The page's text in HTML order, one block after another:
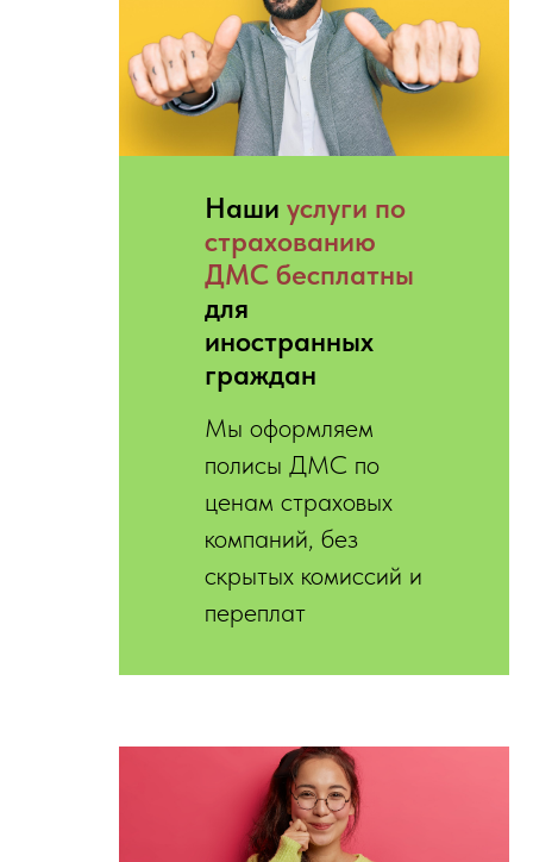
Hаши услуги по
страхованию
ДМС бесплатны
для
иностранных
граждан
Мы оформляем
полисы ДМС по
ценам страховых
компаний, без
скрытых комиссий и
переплат